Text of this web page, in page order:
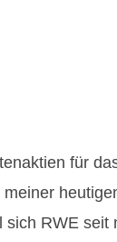
für
RWE seit